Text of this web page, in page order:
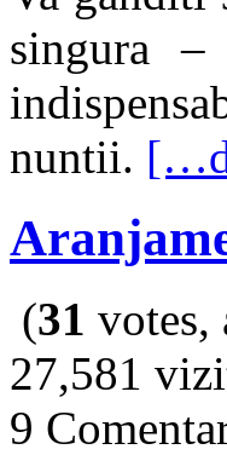
singura –
nuntii.
(31 votes,
27,581
9